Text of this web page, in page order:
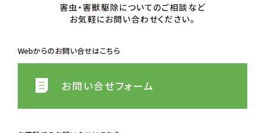
害⾍・害獣駆除についてのご相談など
お気軽にお問い合わせください。
Webからのお問い合せはこちら
お問い合せフォーム